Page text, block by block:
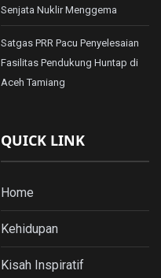
Senjata Nuklir Menggema
Satgas PRR Pacu Penyelesaian
Fasilitas Pendukung Huntap di
Aceh Tamiang
QUICK LINK
Home
Kehidupan
Kisah Inspiratif